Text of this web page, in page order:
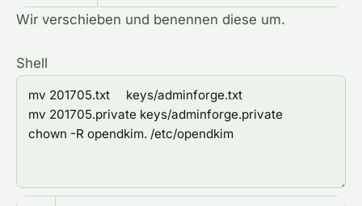
Wir verschieben und benennen diese um.
Shell